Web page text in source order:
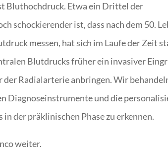
Bluthochdruck. Etwa ein Drittel der
schockierender ist, dass nach dem 50.
messen, hat sich im Laufe der Zeit
Blutdrucks früher ein invasiver
Radialarterie anbringen. Wir
Diagnoseinstrumente und die
der präklinischen Phase zu erkennen.
weiter.